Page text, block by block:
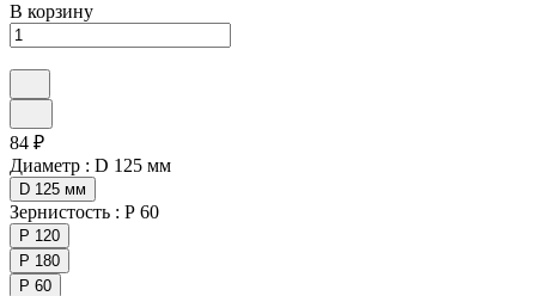
В корзину
84 ₽
Диаметр : D 125 мм
D 125 мм
Зернистость : Р 60
Р 120
Р 180
Р 60